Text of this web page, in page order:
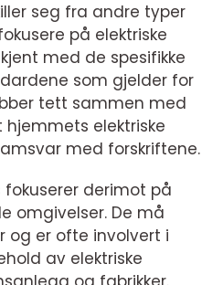
seg fra andre typer
på elektriske
med de spesifikke
som gjelder for
tett sammen med
hjemmets elektriske
med forskriftene.
fokuserer derimot på
omgivelser. De må
og er ofte involvert i
av elektriske